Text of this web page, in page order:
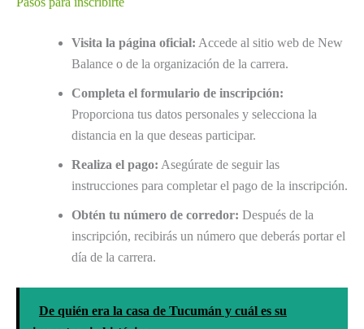
Visita la página oficial: Accede al sitio web de New
Balance o de la organización de la carrera.
Completa el formulario de inscripción:
Proporciona tus datos personales y selecciona la
distancia en la que deseas participar.
Realiza el pago: Asegúrate de seguir las
instrucciones para completar el pago de la inscripción.
Obtén tu número de corredor: Después de la
inscripción, recibirás un número que deberás portar el
día de la carrera.
De quién era la casa de Tucumán y cuál es su